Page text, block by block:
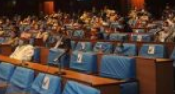
तातोपानी गाउँपालिका जुम्लाको महिला तथा
लैङ्गिक हिंसा सम्बन्धी सूचना सन्देश